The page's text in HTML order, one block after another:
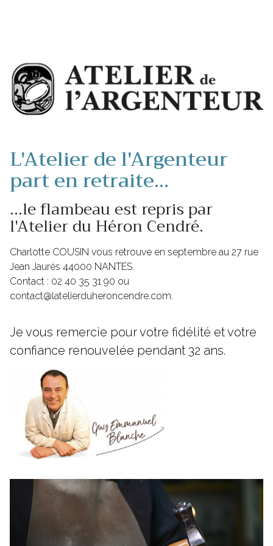
L'Atelier de l'Argenteur
part en retraite...
...le flambeau est repris par
l'Atelier du Héron Cendré.
Charlotte COUSIN vous retrouve en septembre au 27 rue
Jean Jaurès 44000 NANTES.
Contact : 02 40 35 31 90 ou
contact@latelierduheroncendre.com.
Je vous remercie pour votre fidélité et votre
confiance renouvelée pendant 32 ans.